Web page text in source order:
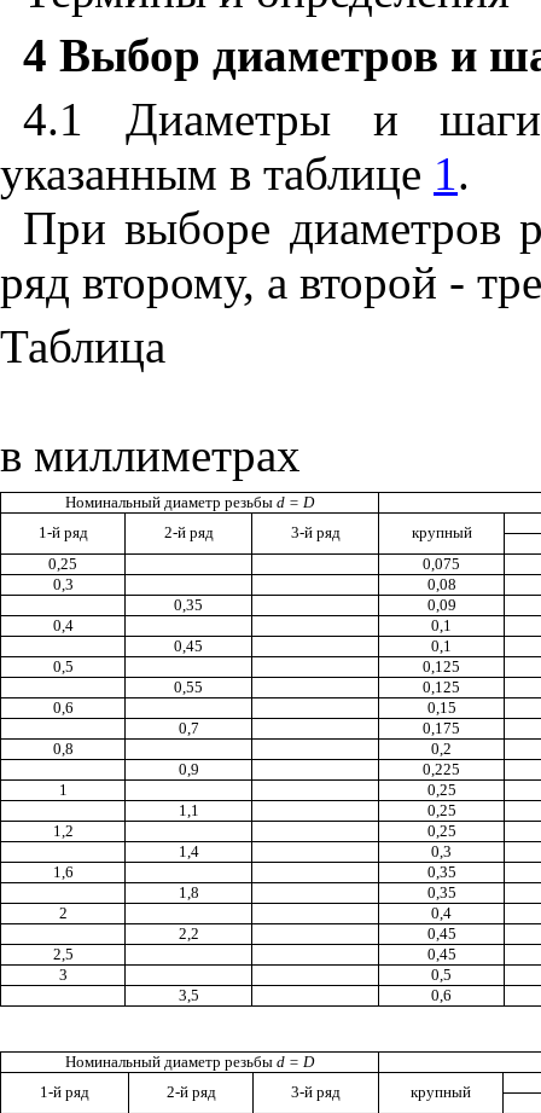
4 Выбор диаметров и
4.1 Диаметры и шаги
указанным в таблице 1.
При выборе диаметров
ряд второму, а второй -
в миллиметрах
Номинальный диаметр резьбы d = D
1-й ряд
2-й ряд 3-й ряд
крупный
0,25
0,075
0,3
0,08
0,35
0,09
0,4
0,1
0,45
0,1
0,5
0,125
0,55
0,125
0,6
0,15
0,7
0,175
0,8
0,2
0,9
0,225
1
0,25
1,1
0,25
1,2
0,25
1,4
0,3
1,6
0,35
1,8
0,35
2
0,4
2,2
0,45
2,5
0,45
3
0,5
3,5
0,6
Номинальный диаметр резьбы d = D
1-й ряд
2-й ряд 3-й ряд
крупный